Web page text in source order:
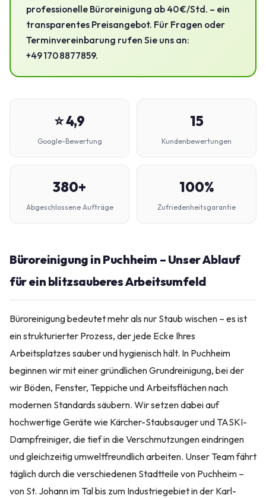
professionelle Büroreinigung ab 40 €/Std. – ein
transparentes Preisangebot. Für Fragen oder
Terminvereinbarung rufen Sie uns an:
+49 170 8877859.
⭐ 4,9
Google-Bewertung
15
Kundenbewertungen
380+
Abgeschlossene Aufträge
100%
Zufriedenheitsgarantie
Büroreinigung in Puchheim – Unser Ablauf
für ein blitzsauberes Arbeitsumfeld
Büroreinigung bedeutet mehr als nur Staub wischen – es ist
ein strukturierter Prozess, der jede Ecke Ihres
Arbeitsplatzes sauber und hygienisch hält. In Puchheim
beginnen wir mit einer gründlichen Grundreinigung, bei der
wir Böden, Fenster, Teppiche und Arbeitsflächen nach
modernen Standards säubern. Wir setzen dabei auf
hochwertige Geräte wie Kärcher-Staubsauger und TASKI-
Dampfreiniger, die tief in die Verschmutzungen eindringen
und gleichzeitig umweltfreundlich arbeiten. Unser Team fährt
täglich durch die verschiedenen Stadtteile von Puchheim –
von St. Johann im Tal bis zum Industriegebiet in der Karl-